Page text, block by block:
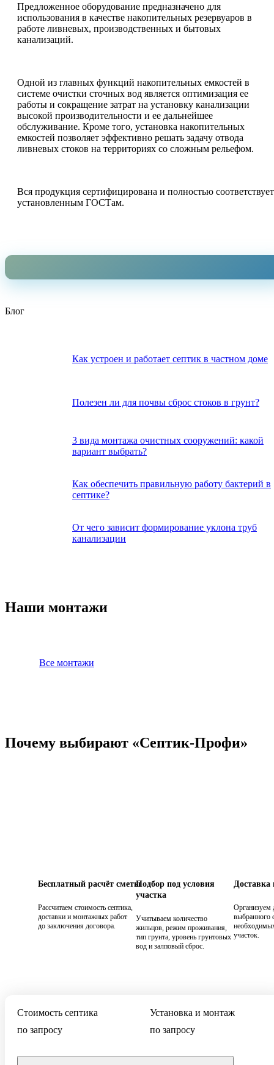
Предложенное оборудование предназначено для
использования в качестве накопительных резервуаров в
работе ливневых, производственных и бытовых
канализаций.
Одной из главных функций накопительных емкостей в
системе очистки сточных вод является оптимизация ее
работы и сокращение затрат на установку канализации
высокой производительности и ее дальнейшее
обслуживание. Кроме того, установка накопительных
емкостей позволяет эффективно решать задачу отвода
ливневых стоков на территориях со сложным рельефом.
Вся продукция сертифицирована и полностью соответствует
установленным ГОСТам.
Блог
Как устроен и работает септик в частном доме
Полезен ли для почвы сброс стоков в грунт?
3 вида монтажа очистных сооружений: какой
вариант выбрать?
Как обеспечить правильную работу бактерий в
септике?
От чего зависит формирование уклона труб
канализации
Наши монтажи
Все монтажи
Почему выбирают «Септик-Профи»
Бесплатный расчёт сметы
Рассчитаем стоимость септика,
доставки и монтажных работ
до заключения договора.
Подбор под условия
участка
Учитываем количество
жильцов, режим проживания,
тип грунта, уровень грунтовых
вод и залповый сброс.
Организуем
выбранного
участок.
Стоимость септика
по запросу
Установка и монтаж
по запросу